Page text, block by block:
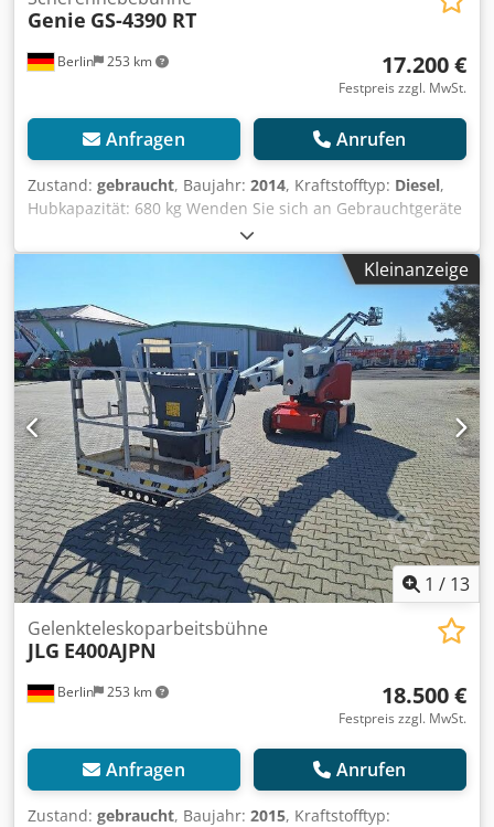
Berlin 253 km
Genie GS-4390 RT
17.200 €
Festpreis zzgl. MwSt.
Anfragen Anrufen
Zustand: gebraucht, Baujahr: 2014, Kraftstofftyp: Diesel,
Hubkapazität: 680 kg Wenden Sie sich an Gebrauchtgeräte
Center, um weitere Informationen zu erhalten. Csdszfn
Tyopfx Aa Ejha DE01
Kleinanzeige
1 / 13
Berlin 253 km
Gelenkteleskoparbeitsbühne
JLG E400AJPN
18.500 €
Festpreis zzgl. MwSt.
Anfragen Anrufen
Zustand: gebraucht, Baujahr: 2015, Kraftstofftyp: